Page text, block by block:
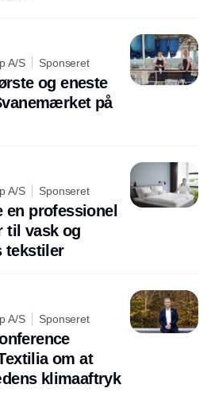
A/S Sponseret
og eneste
på
A/S Sponseret
en professionel
til vask og
tekstiler
A/S Sponseret
om at
klimaaftryk